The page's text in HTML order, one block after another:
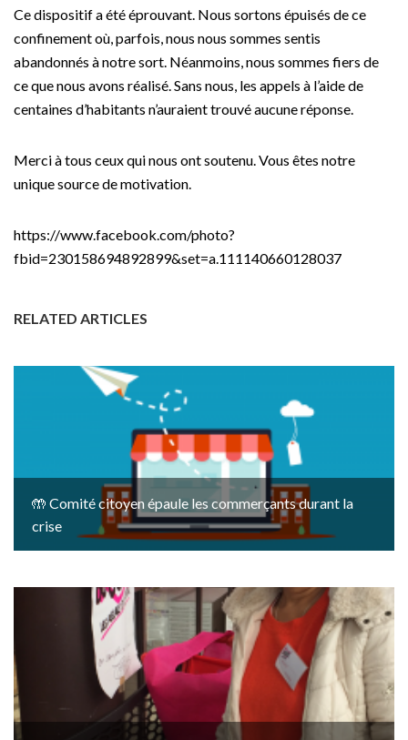
Ce dispositif a été éprouvant. Nous sortons épuisés de ce
confinement où, parfois, nous nous sommes sentis
abandonnés à notre sort. Néanmoins, nous sommes fiers de
ce que nous avons réalisé. Sans nous, les appels à l’aide de
centaines d’habitants n’auraient trouvé aucune réponse.
Merci à tous ceux qui nous ont soutenu. Vous êtes notre
unique source de motivation.
https://www.facebook.com/photo?
fbid=230158694892899&set=a.111140660128037
RELATED ARTICLES
🤲 Comité citoyen épaule les commerçants durant la
crise